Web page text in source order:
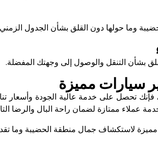
وما حولها دون القلق بشأن الجدول
بشأن التنقل والوصول إلى وجهتك المفضلة.
سيارات مميزة
فإنك تحصل على خدمة عالية الجودة
عملاء ممتازة لضمان راحة البال والرضا
مميزة لاستكشاف جمال منطقة الحضيبة وما